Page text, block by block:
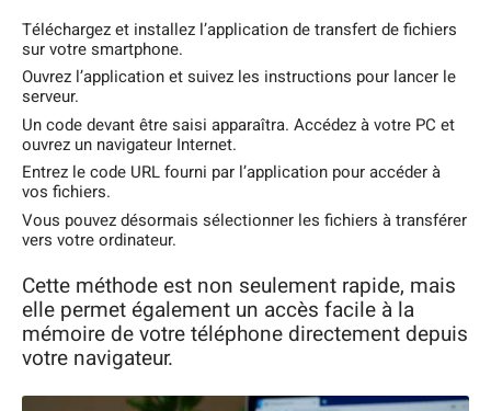
Téléchargez et installez l’application de transfert de fichiers
sur votre smartphone.
Ouvrez l’application et suivez les instructions pour lancer le
serveur.
Un code devant être saisi apparaîtra. Accédez à votre PC et
ouvrez un navigateur Internet.
Entrez le code URL fourni par l’application pour accéder à
vos fichiers.
Vous pouvez désormais sélectionner les fichiers à transférer
vers votre ordinateur.
Cette méthode est non seulement rapide, mais
elle permet également un accès facile à la
mémoire de votre téléphone directement depuis
votre navigateur.